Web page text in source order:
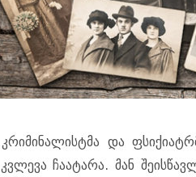
და
ჩაატარა. მან